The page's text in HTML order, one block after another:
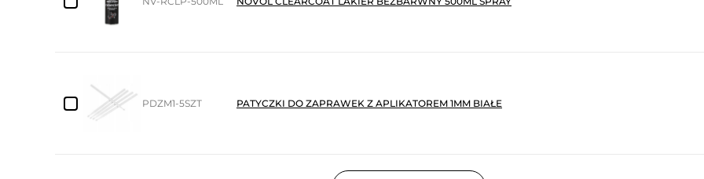
PDZM1-5SZT PATYCZKI DO ZAPRAWEK Z APLIKATOREM 1MM BIAŁE